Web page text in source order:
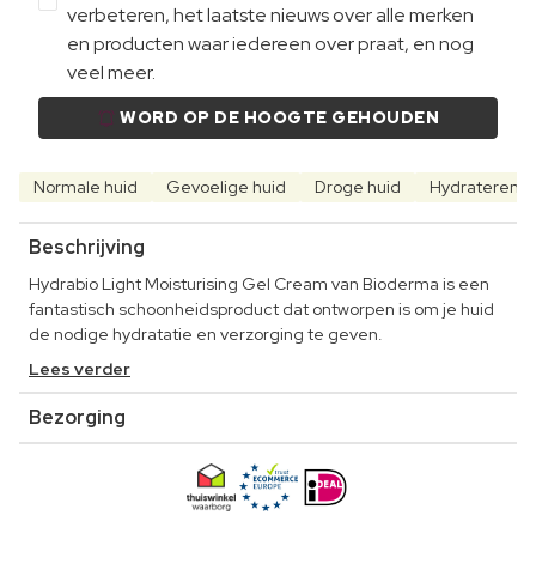
verbeteren, het laatste nieuws over alle merken
en producten waar iedereen over praat, en nog
veel meer.
WORD OP DE HOOGTE GEHOUDEN
Normale huid Gevoelige huid Droge huid Hydraterend
Beschrijving
Hydrabio Light Moisturising Gel Cream van Bioderma is een
fantastisch schoonheidsproduct dat ontworpen is om je huid
de nodige hydratatie en verzorging te geven.
Lees verder
Bezorging